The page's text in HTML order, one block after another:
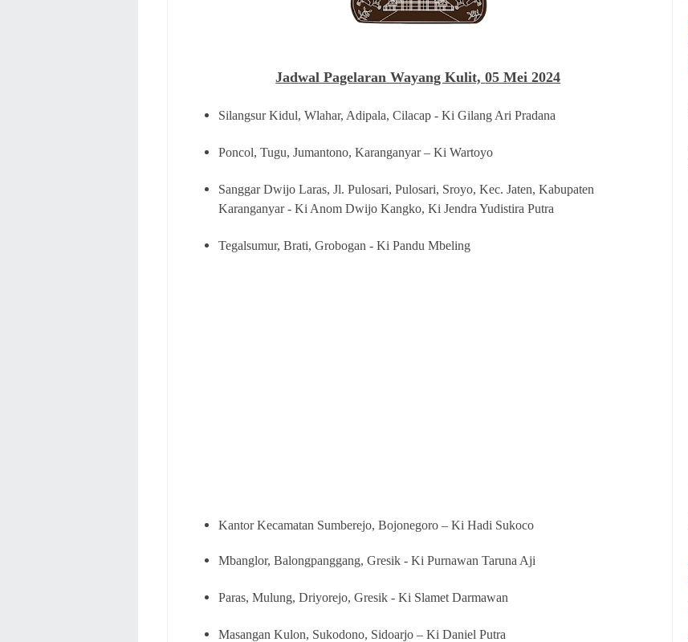
Jadwal Pagelaran Wayang Kulit,05 Mei 2024
Silangsur Kidul, Wlahar, Adipala, Cilacap - Ki Gilang Ari Pradana
Poncol, Tugu, Jumantono, Karanganyar – Ki Wartoyo
Sanggar Dwijo Laras, Jl. Pulosari, Pulosari, Sroyo, Kec. Jaten, Kabupaten
Karanganyar - Ki Anom Dwijo Kangko, Ki Jendra Yudistira Putra
Tegalsumur, Brati, Grobogan - Ki Pandu Mbeling
Kantor Kecamatan Sumberejo, Bojonegoro – Ki Hadi Sukoco
Mbanglor, Balongpanggang, Gresik - Ki Purnawan Taruna Aji
Paras, Mulung, Driyorejo, Gresik - Ki Slamet Darmawan
Masangan Kulon, Sukodono, Sidoarjo – Ki Daniel Putra